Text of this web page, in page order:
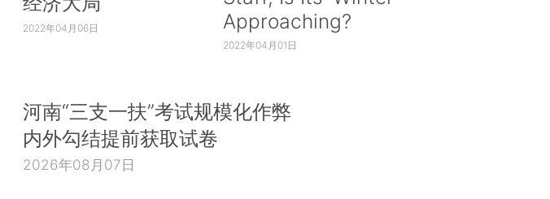
2022年04月06日
Approaching?
2022年04月01日
河南“三支一扶”考试规模化作弊
内外勾结提前获取试卷
2026年08月07日